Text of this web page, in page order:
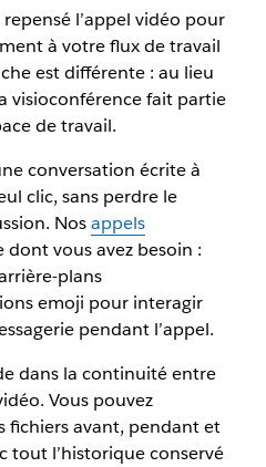
l’appel vidéo pour
à votre flux de travail
est différente : au lieu
visioconférence fait partie
de travail.
conversation écrite à
clic, sans perdre le
Nosappels
vous avez besoin :
plans
emoji pour interagir
pendant l’appel.
dans la continuité entre
Vous pouvez
fichiers avant, pendant et
tout l’historique conservé